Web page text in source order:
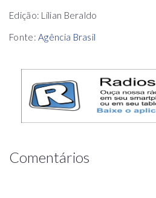
Edição: Lílian Beraldo
Fonte:Agência Brasil
Comentários